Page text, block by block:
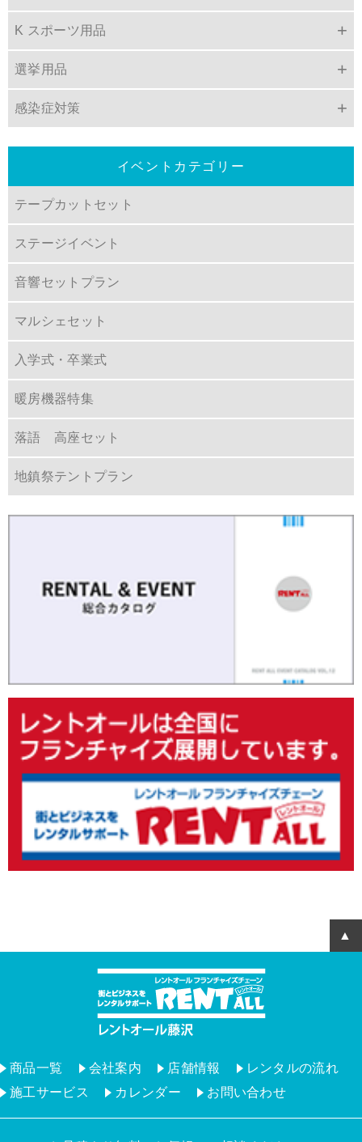
K スポーツ用品
選挙用品
感染症対策
イベントカテゴリー
テープカットセット
ステージイベント
音響セットプラン
マルシェセット
入学式・卒業式
暖房機器特集
落語 高座セット
地鎮祭テントプラン
商品一覧 会社案内 店舗情報
レンタルの流れ
施工サービス
カレンダー お問い合わせ